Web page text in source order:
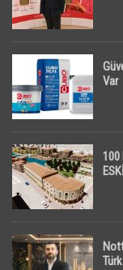
Var
100